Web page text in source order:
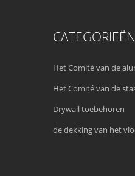
CATEGORIEËN
Drywall toebehoren